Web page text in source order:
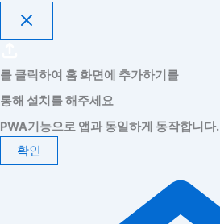
를 클릭하여 홈 화면에 추가하기를
통해 설치를 해주세요
PWA기능으로 앱과 동일하게 동작합니다.
확인